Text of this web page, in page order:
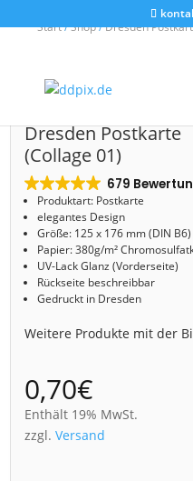
Start/Shop/Dresden
Dresden Postkarte
(Collage 01)
679
Produktart: Postkarte
elegantes Design
Größe: 125 x 176 mm (DIN B6)
Papier: 380g/m²
UV-Lack Glanz (Vorderseite)
Rückseite beschreibbar
Gedruckt in Dresden
Weitere Produkte mit der
0,70€
Enthält 19% MwSt.
zzgl.Versand